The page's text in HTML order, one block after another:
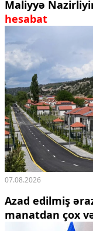
Ekologiya
Zəfər - 5
Media və QHT
Hadisə
Sağlamlıq
Sosium
Mənəvi dəyərlər
Texnologiya
Mətbuat-150
Əlaqə
Missiyamız
Maliyyə
hesabat
07.08.2026
Azad edilmiş
manatdan çox